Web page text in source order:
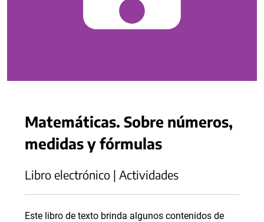
Matemáticas. Sobre números,
medidas y fórmulas
Libro electrónico | Actividades
Este libro de texto brinda algunos contenidos de